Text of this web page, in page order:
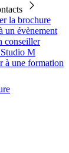
la brochure
un évènement
conseiller
M
à une formation